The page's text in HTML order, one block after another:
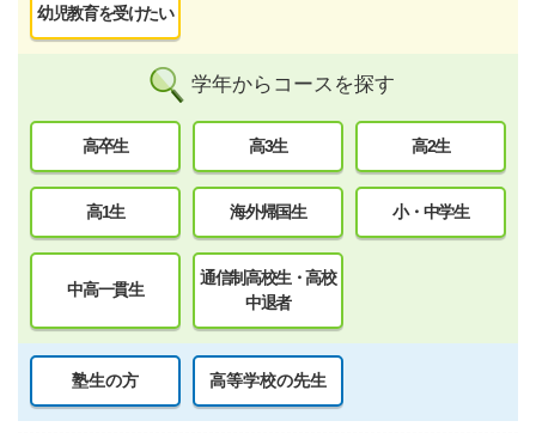
幼児教育を受けたい
学年からコースを探す
高卒生 高3生 高2生
高1生 海外帰国生 小・中学生
中高一貫生
通信制高校生・高校
中退者
塾生の方 高等学校の先生